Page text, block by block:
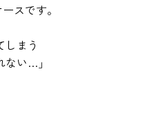
スです。
まう
ない…」